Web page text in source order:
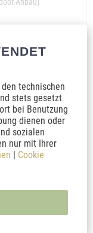
Anbau)
mit unserer
verfügbar in
sorgfältig
Varianten,
oder Profi.
technischen
stets gesetzt
bei Benutzung
dienen oder
sozialen
nur mit Ihrer
| Cookie